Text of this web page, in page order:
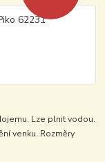
Lze plnit vodou.
venku. Rozměry